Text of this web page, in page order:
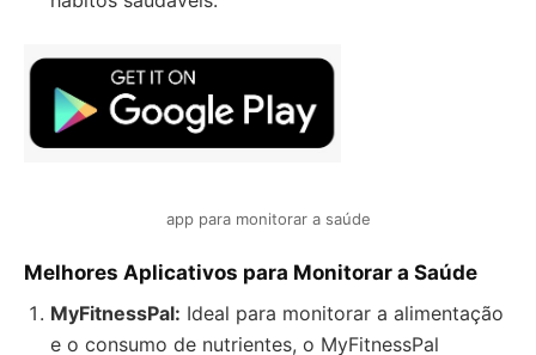
app para monitorar a saúde
Melhores Aplicativos para Monitorar a Saúde
MyFitnessPal: Ideal para monitorar a alimentação
e o consumo de nutrientes, o MyFitnessPal